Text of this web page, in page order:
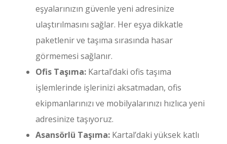
eşyalarınızın güvenle yeni adresinize
ulaştırılmasını sağlar. Her eşya dikkatle
paketlenir ve taşıma sırasında hasar
görmemesi sağlanır.
Ofis Taşıma: Kartal’daki ofis taşıma
işlemlerinde işlerinizi aksatmadan, ofis
ekipmanlarınızı ve mobilyalarınızı hızlıca yeni
adresinize taşıyoruz.
Asansörlü Taşıma: Kartal’daki yüksek katlı